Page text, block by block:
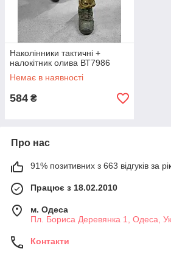
Наколінники тактичні +
налокітник олива ВТ7986
Немає в наявності
584 ₴
Про нас
91% позитивних з 663 відгуків за
Працює з 18.02.2010
м. Одеса
Пл. Бориса Деревянка 1, Одеса,
Контакти